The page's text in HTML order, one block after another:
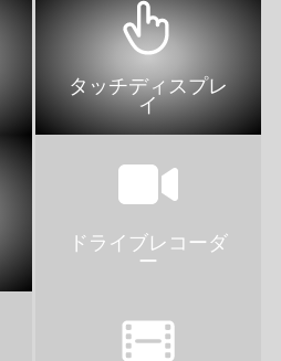
タッチディスプレ
イ
ドライブレコーダ
ー